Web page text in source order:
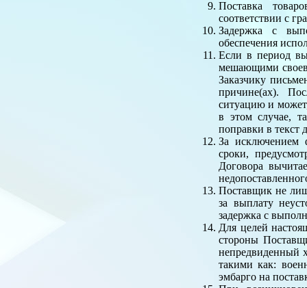
Поставка
соответствии с
Задержка с
обеспечения
Если в период
мешающими
Заказчику
причине(ах).
ситуацию и
в этом случае,
поправки в текст
За исключением
сроки,
Договора
Поставщик не
за выплату
задержка с
Для целей
стороны
непредвиденный
такими как:
эмбарго на